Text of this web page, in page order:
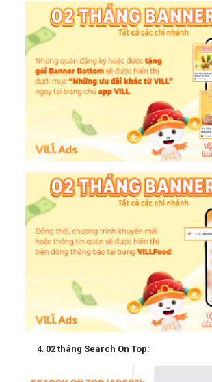
02 tháng Search On Top: